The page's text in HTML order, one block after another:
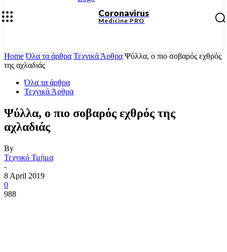
Coronavirus
Medicine PRO
Home Όλα τα άρθρα Τεχνικά Άρθρα Ψύλλα, ο πιο σοβαρός εχθρός
της αχλαδιάς
Όλα τα άρθρα
Τεχνικά Άρθρα
Ψύλλα, ο πιο σοβαρός εχθρός της
αχλαδιάς
By
Τεχνικό Τμήμα
-
8 April 2019
0
988